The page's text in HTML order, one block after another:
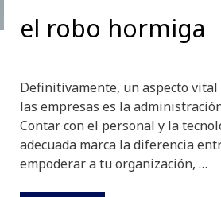
el robo hormiga
Definitivamente, un aspecto vital
las empresas es la
Contar con el personal y la
adecuada marca la diferencia
empoderar a tu organización, …